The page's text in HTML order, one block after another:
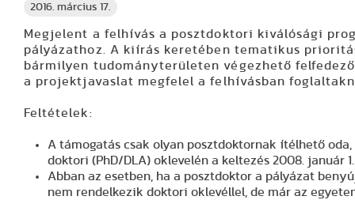
2016. március 17.
Megjelent a felhívás a posztdoktori kiválósági
pályázathoz. A kiírás keretében tematikus
bármilyen tudományterületen végezhető felfedező kutatás, ha
a projektjavaslat megfelel a felhívásban
Feltételek:
A támogatás csak olyan posztdoktornak ítélhető
doktori (PhD/DLA) oklevelén a keltezés 2008. január
Abban az esetben, ha a posztdoktor a pályázat benyújtásakor még
nem rendelkezik doktori oklevéllel, de már az egyetemi doktori